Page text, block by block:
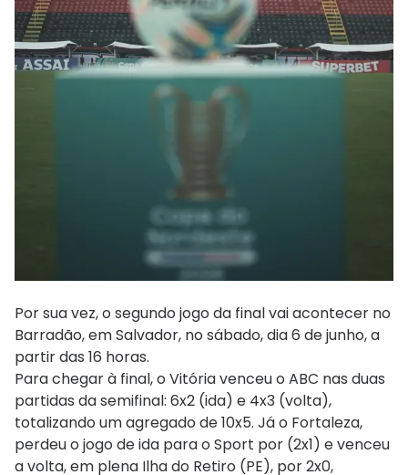
Por sua vez, o segundo jogo da final vai acontecer no
Barradão, em Salvador, no sábado, dia 6 de junho, a
partir das 16 horas.
Para chegar à final, o Vitória venceu o ABC nas duas
partidas da semifinal: 6x2 (ida) e 4x3 (volta),
totalizando um agregado de 10x5. Já o Fortaleza,
perdeu o jogo de ida para o Sport por (2x1) e venceu
a volta, em plena Ilha do Retiro (PE), por 2x0,